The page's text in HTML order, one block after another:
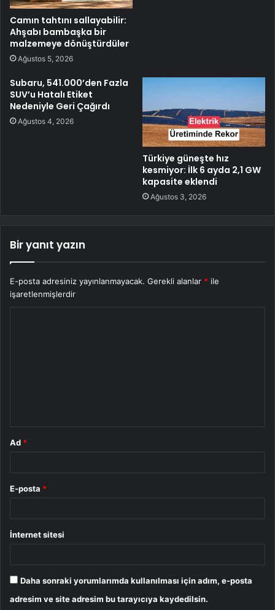
Camın tahtını sallayabilir:
Ahşabı bambaşka bir
malzemeye dönüştürdüler
Ağustos 5, 2026
Subaru, 541.000’den Fazla
SUV’u Hatalı Etiket
Nedeniyle Geri Çağırdı
Ağustos 4, 2026
Türkiye güneşte hız
kesmiyor: İlk 6 ayda 2,1 GW
kapasite eklendi
Ağustos 3, 2026
Bir yanıt yazın
E-posta adresiniz yayınlanmayacak. Gerekli alanlar * ile
işaretlenmişlerdir
Ad *
E-posta *
İnternet sitesi
Daha sonraki yorumlarımda kullanılması için adım, e-posta
adresim ve site adresim bu tarayıcıya kaydedilsin.